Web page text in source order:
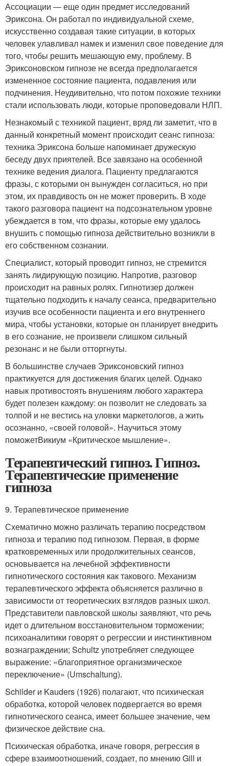
Ассоциации — еще один предмет исследований
Эриксона. Он работал по индивидуальной схеме,
искусственно создавая такие ситуации, в которых
человек улавливал намек и изменил свое поведение для
того, чтобы решить мешающую ему, проблему. В
Эриксоновском гипнозе не всегда предполагается
измененное состояние пациента, подавления или
подчинения. Неудивительно, что потом похожие техники
стали использовать люди, которые проповедовали НЛП.
Незнакомый с техникой пациент, вряд ли заметит, что в
данный конкретный момент происходит сеанс гипноза:
техника Эриксона больше напоминает дружескую
беседу двух приятелей. Все завязано на особенной
технике ведения диалога. Пациенту предлагаются
фразы, с которыми он вынужден согласиться, но при
этом, их правдивость он не может проверить. В ходе
такого разговора пациент на подсознательном уровне
убеждается в том, что фразы, которые ему удалось
внушить с помощью гипноза действительно возникли в
его собственном сознании.
Специалист, который проводит гипноз, не стремится
занять лидирующую позицию. Напротив, разговор
происходит на равных ролях. Гипнотизер должен
тщательно подходить к началу сеанса, предварительно
изучив все особенности пациента и его внутреннего
мира, чтобы установки, которые он планирует внедрить
в его сознание, не произвели слишком сильный
резонанс и не были отторгнуты.
В большинстве случаев Эриксоновский гипноз
практикуется для достижения благих целей. Однако
навык противостоять внушениям любого характера
будет полезен каждому: он позволит не следовать за
толпой и не вестись на уловки маркетологов, а жить
осознанно, «своей головой». Научиться этому
поможетВикиум «Критическое мышление».
Терапевтический гипноз. Гипноз.
Терапевтические применение
гипноза
9. Терапевтическое применение
Схематично можно различать терапию посредством
гипноза и терапию под гипнозом. Первая, в форме
кратковременных или продолжительных сеансов,
основывается на лечебной эффективности
гипнотического состояния как такового. Механизм
терапевтического эффекта объясняется различно в
зависимости от теоретических взглядов разных школ.
Представители павловской школы заявляют, что речь
идет о длительном восстановительном торможении;
психоаналитики говорят о регрессии и инстинктивном
вознаграждении; Schultz употребляет следующее
выражение: «благоприятное организмическое
переключение» (Umschaltung).
Schilder и Kauders (1926) полагают, что психическая
обработка, которой человек подвергается во время
гипнотического сеанса, имеет большее значение, чем
физическое действие сна.
Психическая обработка, иначе говоря, регрессия в
сфере взаимоотношений, создает, по мнению Gill и